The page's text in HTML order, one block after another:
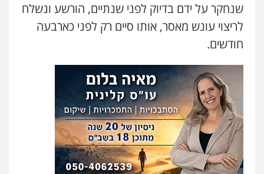
עו"ד תמיר סולומון
פלילי כלכלי מיסים הלבנת הון
עו"ד משה פלמור
פלילי כלכלי צווארון לבן עורכי דין לענייני
אסירים
0549732303
עו"ד אלינור מתיתיה
פלילי תעבורה צבאי משפחה
שנחקר על ידם בדיוק לפני שנתיים, הורשע ונשלח
לריצוי עונש מאסר, אותו סיים רק לפני כארבעה
חודשים.